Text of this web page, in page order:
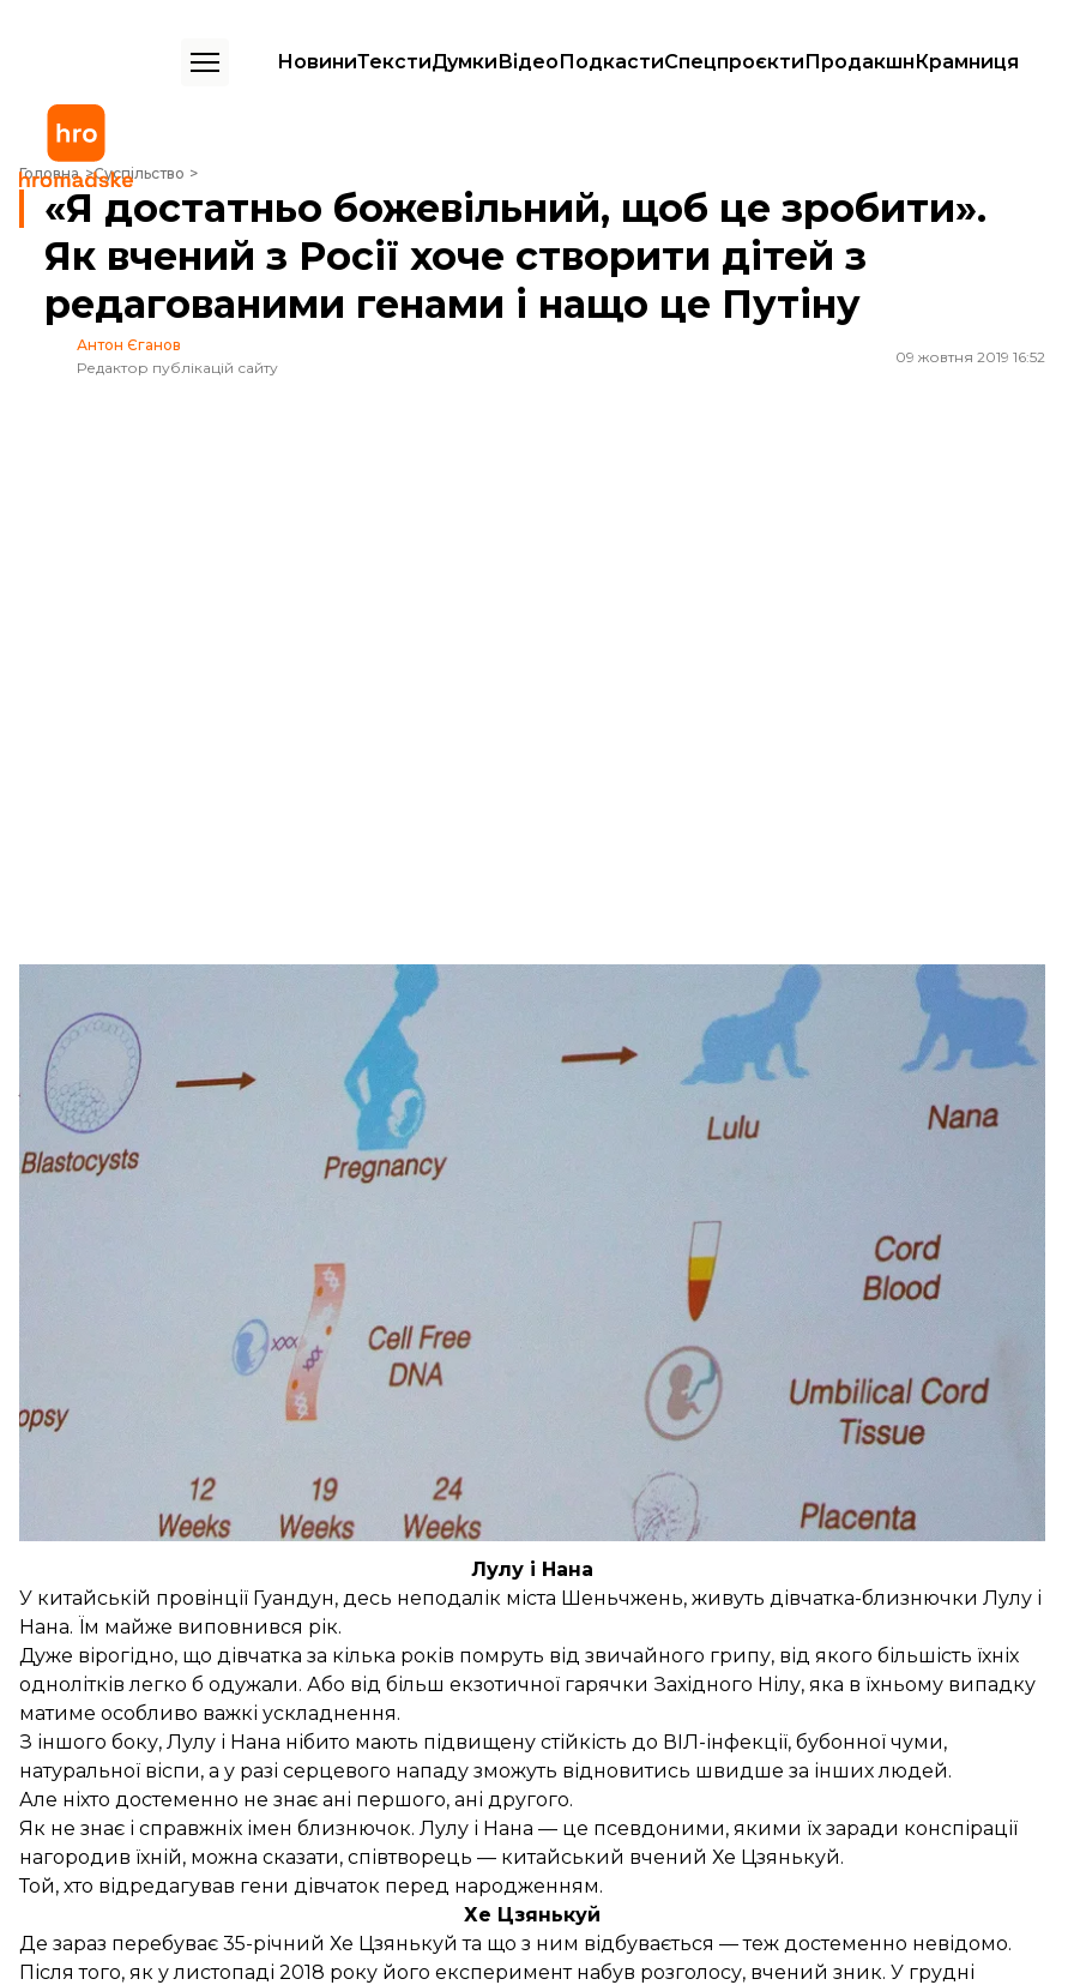
НовиниТекстиДумкиВідеоПодкастиСпецпроєктиПродакшнКрамниця
Головна Суспільство
«Я достатньо божевільний, щоб це зробити». Як вчений з Росії хоче створити дітей з редагованими генами і нащо це Путіну
«Я достатньо божевільний, щоб це зробити».
Як вчений з Росії хоче створити дітей з
редагованими генами і нащо це Путіну
Антон Єганов
Редактор публікацій сайту
09 жовтня 2019 16:52
Лулу і Нана — псевдоними близнючок, які внаслідок експерименту китайського вченого Хе Цзянькуя вперше в історії народились з
Рік тому китайський вчений Хе Цзянькуй оголосив, що внаслідок його експерименту вперше в
людській історіїнародились діти з модифікованими генами
. Науковий світ майже одноголосно
засудив Хе Цзянькуя, сам вчений зник.
Зараз інший вчений, росіянин Денис Ребриков, заявляє, що вже до кінця цього року повторить
експеримент Хе Цзянькуя. А його дослідженнями зацікавились найвищі керівники Росії.
Чим небезпечні такі експерименти та навіщо вони знадобилися Путіну — читайте на hromadske.
Лулу і Нана
У китайській провінції Гуандун, десь неподалік міста Шеньчжень, живуть дівчатка-близнючки Лулу і
Нана. Їм майже виповнився рік.
Дуже вірогідно, що дівчатка за кілька років помруть від звичайного грипу, від якого більшість їхніх
однолітків легко б одужали. Або від більш екзотичної гарячки Західного Нілу, яка в їхньому випадку
матиме особливо важкі ускладнення.
З іншого боку, Лулу і Нана нібито мають підвищену стійкість до ВІЛ-інфекції, бубонної чуми,
натуральної віспи, а у разі серцевого нападу зможуть відновитись швидше за інших людей.
Але ніхто достеменно не знає ані першого, ані другого.
Як не знає і справжніх імен близнючок. Лулу і Нана — це псевдоними, якими їх заради конспірації
нагородив їхній, можна сказати, співтворець — китайський вчений Хе Цзянькуй.
Той, хто відредагував гени дівчаток перед народженням.
Хе Цзянькуй
Де зараз перебуває 35-річний Хе Цзянькуй та що з ним відбувається — теж достеменно невідомо.
Після того, як у листопаді 2018 року його експеримент набув розголосу, вчений зник. У грудні